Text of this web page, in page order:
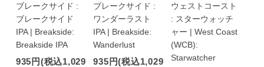
ブレークサイド :
ブレークサイド
IPA | Breakside:
Breakside IPA
935円(税込1,029
ブレークサイド :
ワンダーラスト
IPA | Breakside:
Wanderlust
935円(税込1,029
ウェストコースト
: スターウォッチ
ャー | West Coast
(WCB):
Starwatcher